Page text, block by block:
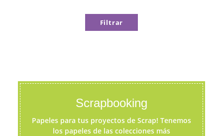
Filtrar
Scrapbooking
Papeles para tus proyectos de Scrap! Tenemos
los papeles de las colecciones más